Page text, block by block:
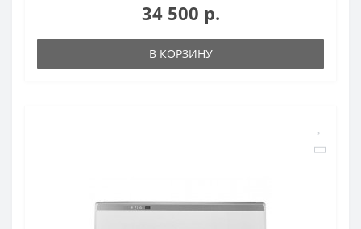
34 500 р.
В КОРЗИНУ